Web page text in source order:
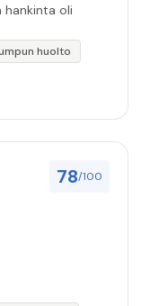
hankinta oli
huolto
78/100